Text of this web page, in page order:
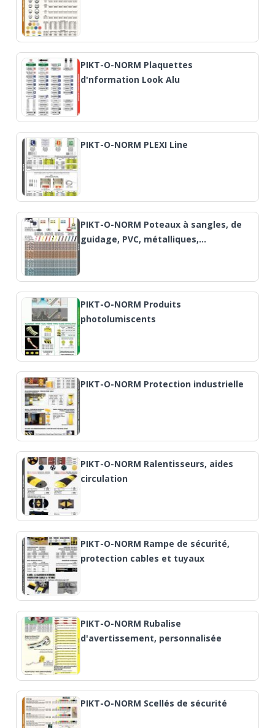
PIKT-O-NORM Plaquettes
d'nformation Look Alu
PIKT-O-NORM PLEXI Line
PIKT-O-NORM Poteaux à sangles, de
guidage, PVC, métalliques,…
PIKT-O-NORM Produits
photolumiscents
PIKT-O-NORM Protection industrielle
PIKT-O-NORM Ralentisseurs, aides
circulation
PIKT-O-NORM Rampe de sécurité,
protection cables et tuyaux
PIKT-O-NORM Rubalise
d'avertissement, personnalisée
PIKT-O-NORM Scellés de sécurité